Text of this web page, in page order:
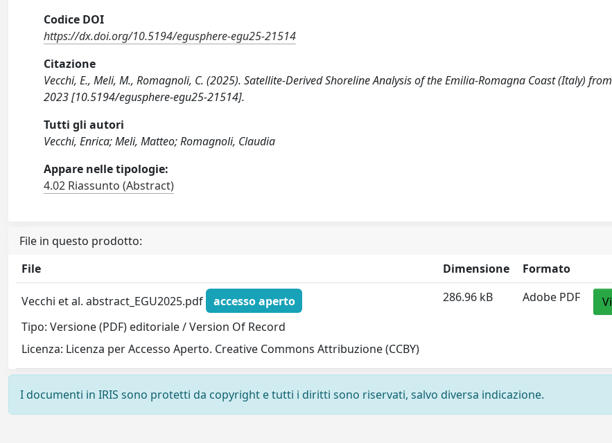
Codice DOI
https://dx.doi.org/10.5194/egusphere-egu25-21514
Citazione
Vecchi, E., Meli, M., Romagnoli, C. (2025). Satellite-Derived Shoreline Analysis of the Emilia-Romagna Coast (Italy)
2023 [10.5194/egusphere-egu25-21514].
Tutti gli autori
Vecchi, Enrica; Meli, Matteo; Romagnoli, Claudia
Appare nelle tipologie:
4.02 Riassunto (Abstract)
File in questo prodotto:
File
Dimensione Formato
Vecchi et al. abstract_EGU2025.pdf
accesso aperto
Tipo: Versione (PDF) editoriale / Version Of Record
Licenza: Licenza per Accesso Aperto. Creative Commons Attribuzione (CCBY)
286.96 kB Adobe PDF
I documenti in IRIS sono protetti da copyright e tutti i diritti sono riservati, salvo diversa indicazione.